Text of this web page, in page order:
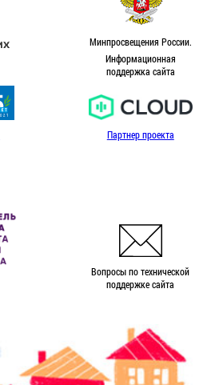
Минпросвещения России.
Информационная
поддержка сайта
Партнер проекта
Вопросы по технической
поддержке сайта